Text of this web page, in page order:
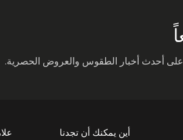
أحدث أخبار الطقوس والعروض الحصرية.
أين يمكنك أن تجدنا